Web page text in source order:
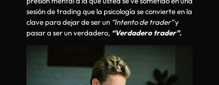
sesión de trading que la psicología se convierte en la
clave para dejar de ser un “Intento de trader”y
pasar a ser un verdadero, “Verdadero trader”.